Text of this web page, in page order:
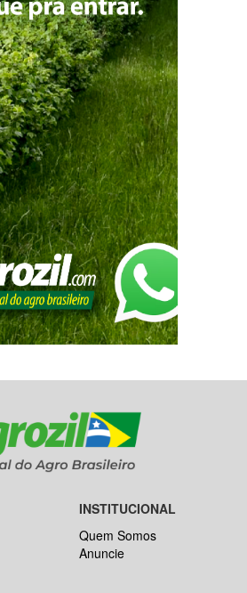
INSTITUCIONAL
Quem Somos
Anuncie